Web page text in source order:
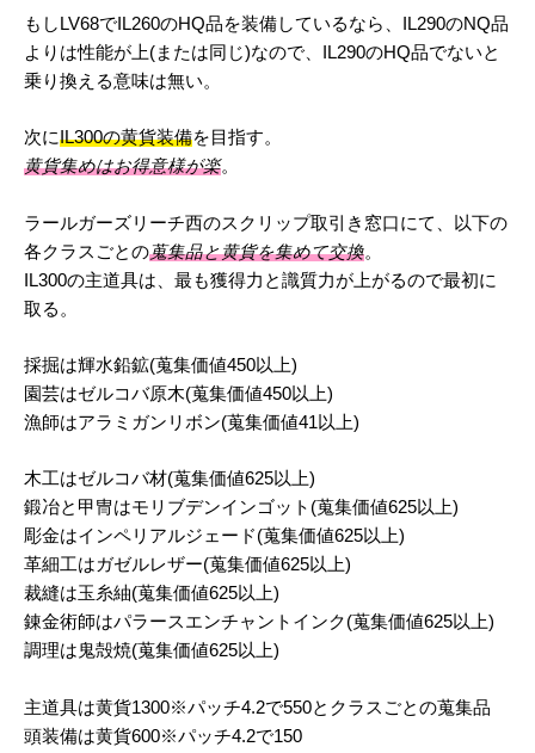
もしLV68でIL260のHQ品を装備しているなら、IL290のNQ品
よりは性能が上(または同じ)なので、IL290のHQ品でないと
乗り換える意味は無い。
次にIL300の黄貨装備を目指す。
黄貨集めはお得意様が楽。
ラールガーズリーチ西のスクリップ取引き窓口にて、以下の
各クラスごとの蒐集品と黄貨を集めて交換。
IL300の主道具は、最も獲得力と識質力が上がるので最初に
取る。
採掘は輝水鉛鉱(蒐集価値450以上)
園芸はゼルコバ原木(蒐集価値450以上)
漁師はアラミガンリボン(蒐集価値41以上)
木工はゼルコバ材(蒐集価値625以上)
鍛冶と甲冑はモリブデンインゴット(蒐集価値625以上)
彫金はインペリアルジェード(蒐集価値625以上)
革細工はガゼルレザー(蒐集価値625以上)
裁縫は玉糸紬(蒐集価値625以上)
錬金術師はパラースエンチャントインク(蒐集価値625以上)
調理は鬼殻焼(蒐集価値625以上)
主道具は黄貨1300※パッチ4.2で550とクラスごとの蒐集品
頭装備は黄貨600※パッチ4.2で150